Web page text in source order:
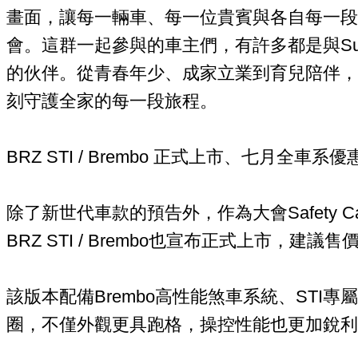
畫面，讓每一輛車、每一位貴賓與各自每一
會。這群一起參與的車主們，有許多都是與
的伙伴。從青春年少、成家立業到育兒陪伴
刻守護全家的每一段旅程。
BRZ STI / Brembo 正式上市、七月全車系優
除了新世代車款的預告外，作為大會Safety
BRZ STI / Brembo也宣布正式上市，建議售
該版本配備Brembo高性能煞車系統、STI專
圈，不僅外觀更具跑格，操控性能也更加銳